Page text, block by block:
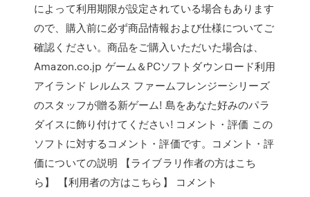
によって利用期限が設定されている場合もあります
ので、購入前に必ず商品情報および仕様についてご
確認ください。商品をご購入いただいた場合は、
Amazon.co.jp ゲーム＆PCソフトダウンロード利用
アイランド レルムス ファームフレンジーシリーズ
のスタッフが贈る新ゲーム! 島をあなた好みのパラ
ダイスに飾り付けてください! コメント・評価 この
ソフトに対するコメント・評価です。コメント・評
価についての説明 【ライブラリ作者の方はこち
ら】 【利用者の方はこちら】 コメント